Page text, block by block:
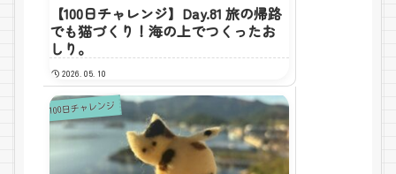
【100日チャレンジ】Day.81 旅の帰路
でも猫づくり！海の上でつくったお
しり。
2026.05.10
100日チャレンジ